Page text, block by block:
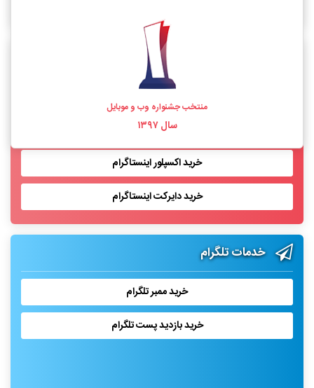
منتخب جشنواره وب و موبایل
سال ۱۳۹۷
خرید بازدید پست اینستاگرام
خرید اکسپلور اینستاگرام
خرید دایرکت اینستاگرام
خدمات تلگرام
خرید ممبر تلگرام
خرید بازدید پست تلگرام